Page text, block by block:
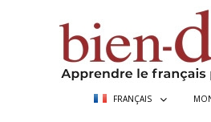
FRANÇAIS